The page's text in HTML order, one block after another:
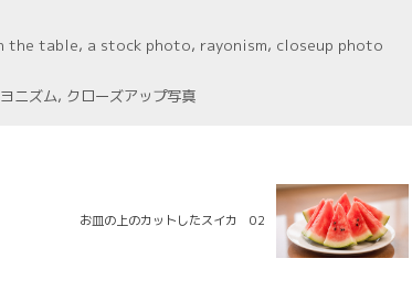
table, a stock photo, rayonism, closeup photo
ニズム, クローズアップ写真
お皿の上のカットしたスイカ 02